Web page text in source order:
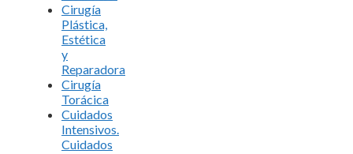
Cirugía
Plástica,
Estética
y
Reparadora
Cirugía
Torácica
Cuidados
Intensivos.
Cuidados